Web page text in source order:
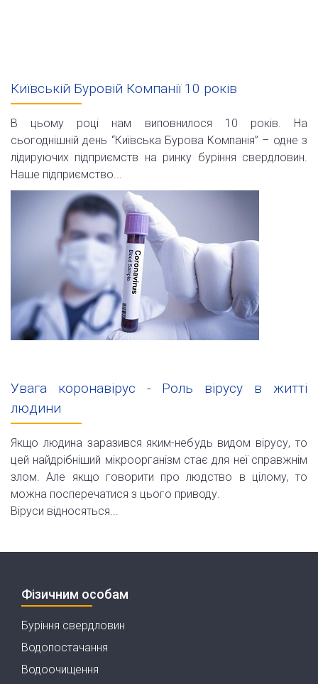
Київській Буровій Компанії 10 років
В цьому році нам виповнилося 10 років. На
сьогоднішній день “Київська Бурова Компанія” – одне з
лідируючих підприємств на ринку буріння свердловин.
Наше підприємство...
Увага коронавірус - Роль вірусу в житті
людини
Якщо людина заразився яким-небудь видом вірусу, то
цей найдрібніший мікроорганізм стає для неї справжнім
злом. Але якщо говорити про людство в цілому, то
можна посперечатися з цього приводу.
Віруси відносяться...
Фізичним особам
Буріння свердловин
Водопостачання
Водоочищення